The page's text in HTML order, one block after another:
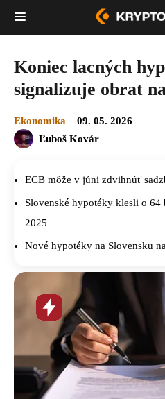
Koniec lacných
signalizuje obrat
Ekonomika
09. 05. 2026
Ľuboš Kovár
ECB môže v júni zdvihnúť
Slovenské hypotéky klesli o
2025
Nové hypotéky na Slovensku
Horúca
novinka